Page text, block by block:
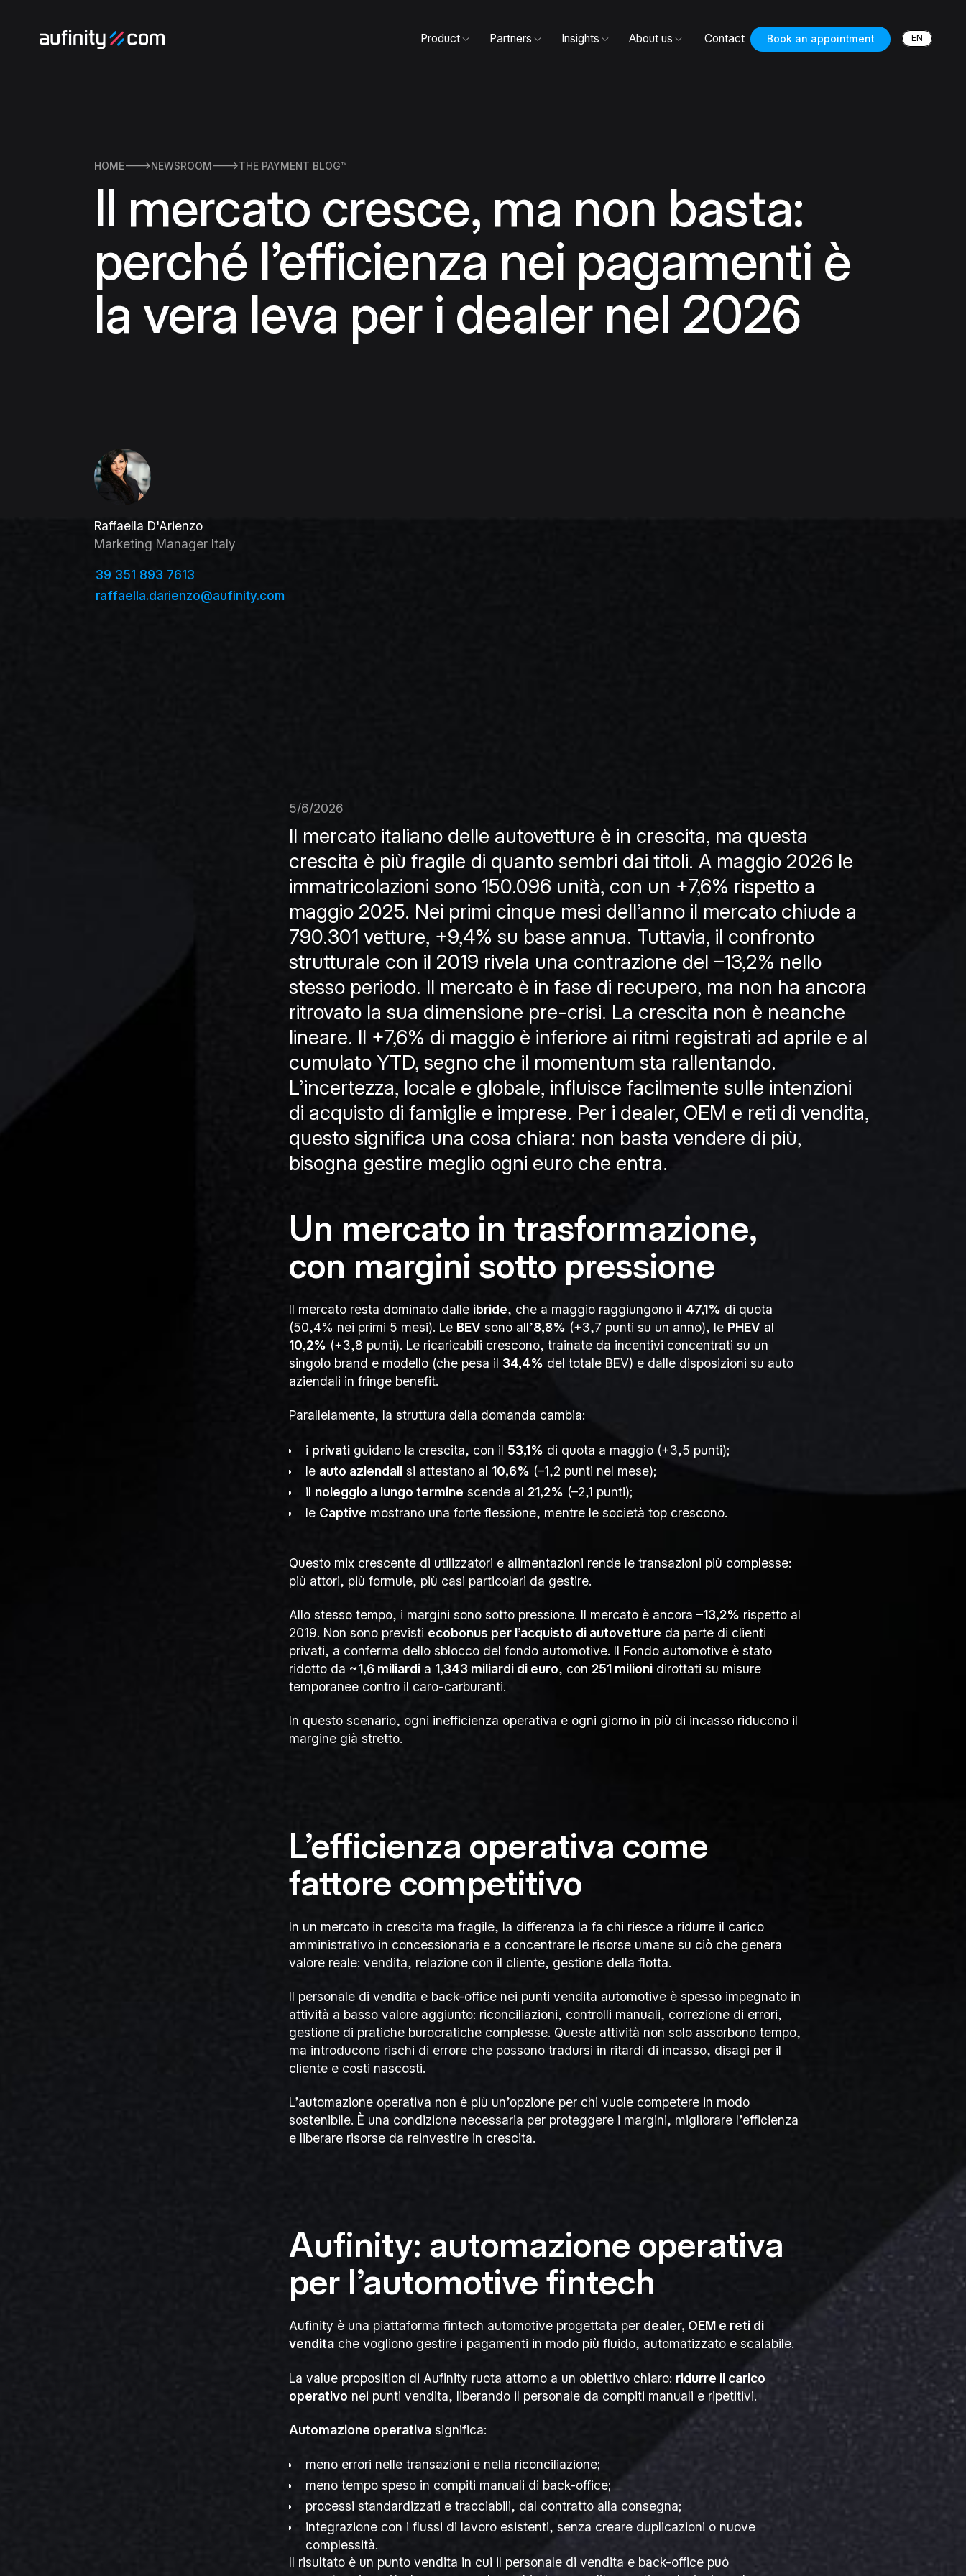
Product Partners Insights About us Contact Book an appointment EN
HOMENEWSROOM THE PAYMENT BLOG™
Il mercato cresce, ma non basta:
perché l’efficienza nei pagamenti è
la vera leva per i dealer nel 2026
Raffaella D'Arienzo
Marketing Manager Italy
39 351 893 7613
raffaella.darienzo@aufinity.com
5/6/2026
Il mercato italiano delle autovetture è in crescita, ma questa
crescita è più fragile di quanto sembri dai titoli. A maggio 2026 le
immatricolazioni sono 150.096 unità, con un +7,6% rispetto a
maggio 2025. Nei primi cinque mesi dell’anno il mercato chiude a
790.301 vetture, +9,4% su base annua. Tuttavia, il confronto
strutturale con il 2019 rivela una contrazione del –13,2% nello
stesso periodo. Il mercato è in fase di recupero, ma non ha ancora
ritrovato la sua dimensione pre-crisi. La crescita non è neanche
lineare. Il +7,6% di maggio è inferiore ai ritmi registrati ad aprile e al
cumulato YTD, segno che il momentum sta rallentando.
L’incertezza, locale e globale, influisce facilmente sulle intenzioni
di acquisto di famiglie e imprese. Per i dealer, OEM e reti di vendita,
questo significa una cosa chiara: non basta vendere di più,
bisogna gestire meglio ogni euro che entra.
Un mercato in trasformazione,
con margini sotto pressione
Il mercato resta dominato dalle ibride, che a maggio raggiungono il 47,1% di quota
(50,4% nei primi 5 mesi). Le BEV sono all’8,8% (+3,7 punti su un anno), le PHEV al
10,2% (+3,8 punti). Le ricaricabili crescono, trainate da incentivi concentrati su un
singolo brand e modello (che pesa il 34,4% del totale BEV) e dalle disposizioni su auto
aziendali in fringe benefit.
Parallelamente, la struttura della domanda cambia:
i privati guidano la crescita, con il 53,1% di quota a maggio (+3,5 punti);
le auto aziendali si attestano al 10,6% (–1,2 punti nel mese);
il noleggio a lungo termine scende al 21,2% (–2,1 punti);
le Captive mostrano una forte flessione, mentre le società top crescono.
Questo mix crescente di utilizzatori e alimentazioni rende le transazioni più complesse:
più attori, più formule, più casi particolari da gestire.
Allo stesso tempo, i margini sono sotto pressione. Il mercato è ancora –13,2% rispetto al
2019. Non sono previsti ecobonus per l’acquisto di autovetture da parte di clienti
privati, a conferma dello sblocco del fondo automotive. Il Fondo automotive è stato
ridotto da ~1,6 miliardia 1,343 miliardi di euro, con 251 milionidirottati su misure
temporanee contro il caro-carburanti.
In questo scenario, ogni inefficienza operativa e ogni giorno in più di incasso riducono il
margine già stretto.
L’efficienza operativa come
fattore competitivo
In un mercato in crescita ma fragile, la differenza la fa chi riesce a ridurre il carico
amministrativo in concessionaria e a concentrare le risorse umane su ciò che genera
valore reale: vendita, relazione con il cliente, gestione della flotta.
Il personale di vendita e back-office nei punti vendita automotive è spesso impegnato in
attività a basso valore aggiunto: riconciliazioni, controlli manuali, correzione di errori,
gestione di pratiche burocratiche complesse. Queste attività non solo assorbono tempo,
ma introducono rischi di errore che possono tradursi in ritardi di incasso, disagi per il
cliente e costi nascosti.
L’automazione operativa non è più un’opzione per chi vuole competere in modo
sostenibile. È una condizione necessaria per proteggere i margini, migliorare l’efficienza
e liberare risorse da reinvestire in crescita.
Aufinity: automazione operativa
per l’automotive fintech
Aufinity è una piattaforma fintech automotive progettata per dealer, OEM e reti di
venditache vogliono gestire i pagamenti in modo più fluido, automatizzato e scalabile.
La value proposition di Aufinity ruota attorno a un obiettivo chiaro: ridurre il carico
operativo nei punti vendita, liberando il personale da compiti manuali e ripetitivi.
Automazione operativasignifica:
meno errori nelle transazioni e nella riconciliazione;
meno tempo speso in compiti manuali di back-office;
processi standardizzati e tracciabili, dal contratto alla consegna;
integrazione con i flussi di lavoro esistenti, senza creare duplicazioni o nuove
complessità.
Il risultato è un punto vendita in cui il personale di vendita e back-office può